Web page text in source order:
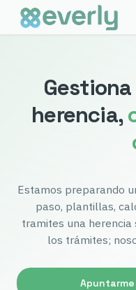
herencia,
Estamos preparando
paso, plantillas,
tramites una herencia
los trámites;